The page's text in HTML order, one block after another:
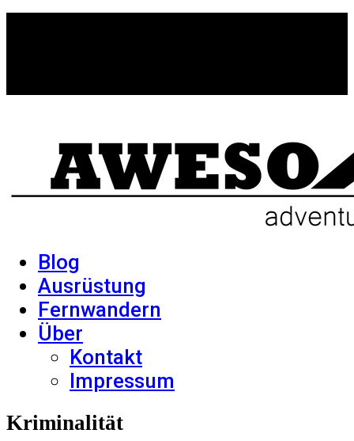
Blog
Ausrüstung
Fernwandern
Über
Kontakt
Impressum
Kriminalität